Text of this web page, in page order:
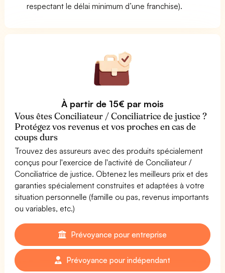
respectant le délai minimum d’une franchise).
À partir de 15€ par mois
Vous êtes Conciliateur / Conciliatrice de justice ?
Protégez vos revenus et vos proches en cas de
coups durs
Trouvez des assureurs avec des produits spécialement
conçus pour l'exercice de l'activité de Conciliateur /
Conciliatrice de justice. Obtenez les meilleurs prix et des
garanties spécialement construites et adaptées à votre
situation personnelle (famille ou pas, revenus importants
ou variables, etc.)
Prévoyance pour entreprise
Prévoyance pour indépendant